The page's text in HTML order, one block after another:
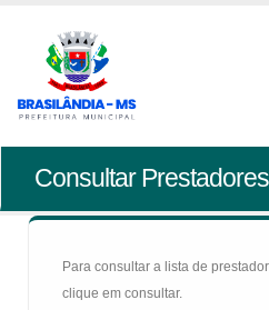
Consultar
Para consultar a lista de
clique em consultar.